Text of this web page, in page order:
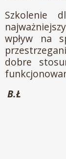
Szkolenie
wpływ na
dobre
B.Ł